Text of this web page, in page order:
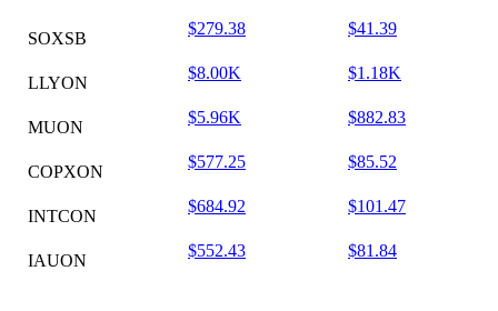
SOXSB
$279.38 $41.39
LLYON
$8.00K $1.18K
MUON
$5.96K $882.83
COPXON
$577.25 $85.52
INTCON
$684.92 $101.47
IAUON
$552.43 $81.84